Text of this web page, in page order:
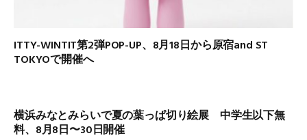
ITTY-WINTIT第2弾POP-UP、8月18日から原宿and ST
TOKYOで開催へ
横浜みなとみらいで夏の葉っぱ切り絵展 中学生以下無
料、8月8日〜30日開催